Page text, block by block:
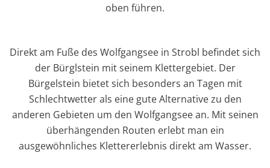
oben führen.
Direkt am Fuße des Wolfgangsee in Strobl befindet sich
der Bürglstein mit seinem Klettergebiet. Der
Bürgelstein bietet sich besonders an Tagen mit
Schlechtwetter als eine gute Alternative zu den
anderen Gebieten um den Wolfgangsee an. Mit seinen
überhängenden Routen erlebt man ein
ausgewöhnliches Klettererlebnis direkt am Wasser.